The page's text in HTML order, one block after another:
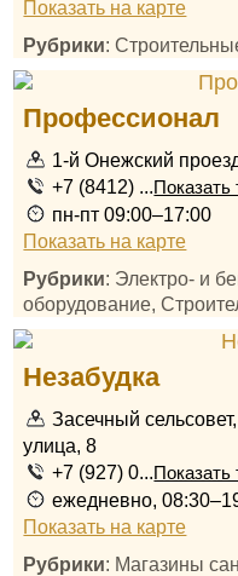
Показать на карте
Рубрики:
Профессионал
1-й Онежский
+7 (8412) ...
пн-пт 09:00–17:00
Показать на карте
Рубрики: Электро- и
оборудование,
Незабудка
Засечный
улица, 8
+7 (927) 0...
ежедневно,
Показать на карте
Рубрики: Магазины